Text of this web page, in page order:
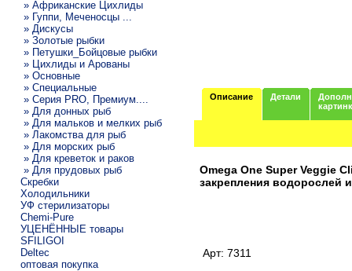
» Африканские Цихлиды
» Гуппи, Меченосцы ...
» Дискусы
» Золотые рыбки
» Петушки_Бойцовые рыбки
» Цихлиды и Арованы
» Основные
» Специальные
» Серия PRO, Премиум....
» Для донных рыб
» Для мальков и мелких рыб
» Лакомства для рыб
» Для морских рыб
» Для креветок и раков
» Для прудовых рыб
Скребки
Холодильники
УФ стерилизаторы
Chemi-Pure
УЦЕНЁННЫЕ товары
SFILIGOI
Deltec
оптовая покупка
Описание Детали
Omega One Super Veggie
закрепления водорослей
Арт: 7311